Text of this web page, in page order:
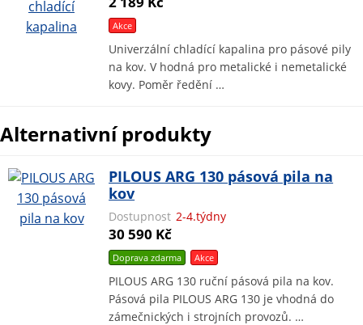
Akce
Univerzální chladící kapalina pro pásové pily
na kov. V hodná pro metalické i nemetalické
kovy. Poměr ředění …
Alternativní produkty
PILOUS ARG 130 pásová pila na
kov
Dostupnost 2-4.týdny
30 590 Kč
Doprava zdarma Akce
PILOUS ARG 130 ruční pásová pila na kov.
Pásová pila PILOUS ARG 130 je vhodná do
zámečnických i strojních provozů. …